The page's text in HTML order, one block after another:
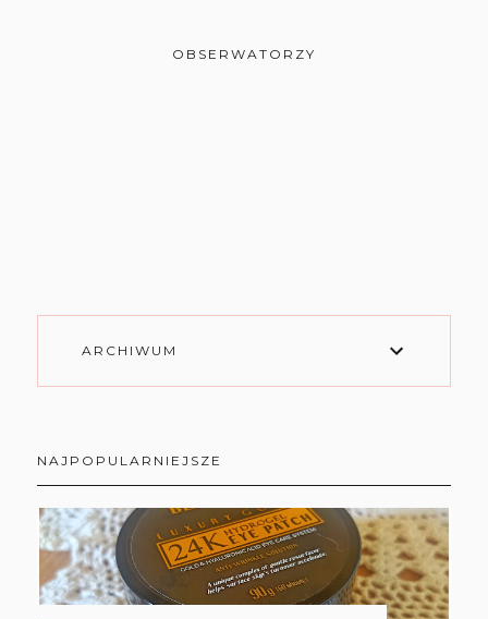
OBSERWATORZY
ARCHIWUM
NAJPOPULARNIEJSZE